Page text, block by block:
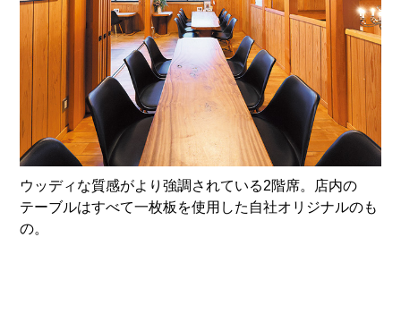
ウッディな質感がより強調されている2階席。店内の
テーブルはすべて一枚板を使用した自社オリジナルのも
の。